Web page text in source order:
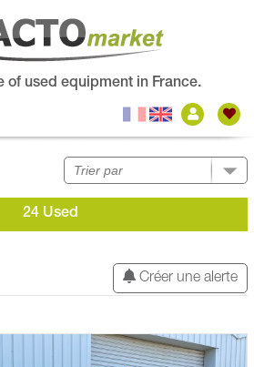
of used equipment in France.
24 Used
Créer une alerte